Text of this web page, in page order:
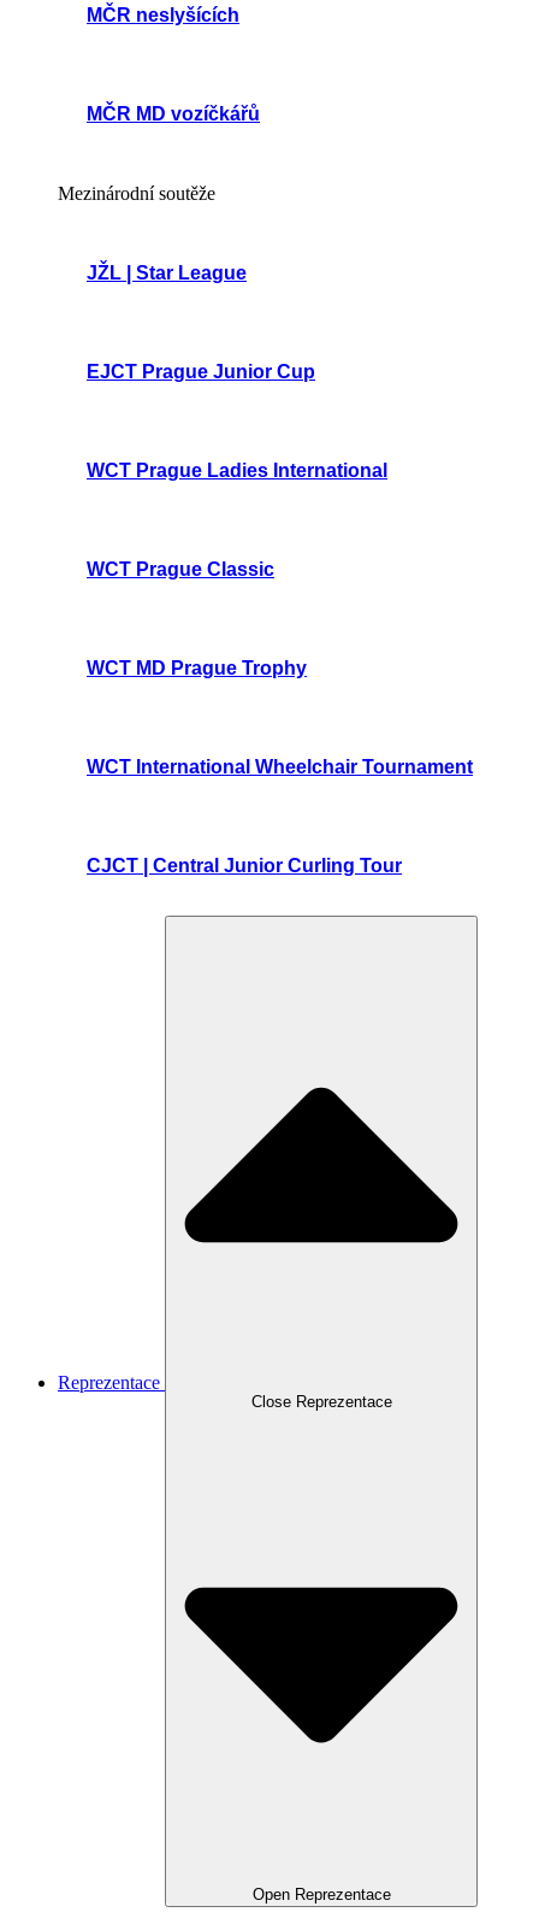
MČR neslyšících
MČR MD vozíčkářů
Mezinárodní soutěže
JŽL | Star League
EJCT Prague Junior Cup
WCT Prague Ladies International
WCT Prague Classic
WCT MD Prague Trophy
WCT International Wheelchair Tournament
CJCT | Central Junior Curling Tour
Reprezentace
Close Reprezentace
Open Reprezentace